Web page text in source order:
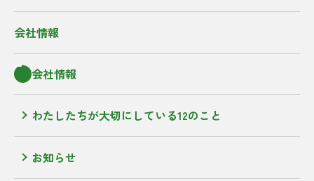
会社情報
会社情報
わたしたちが大切にしている12のこと
お知らせ